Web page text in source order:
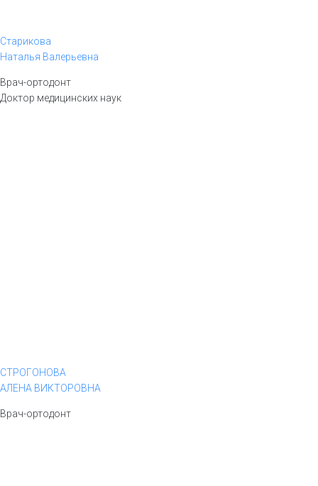
Старикова
Наталья Валерьевна
Врач-ортодонт
Доктор медицинских наук
СТРОГОНОВА
АЛЕНА ВИКТОРОВНА
Врач-ортодонт